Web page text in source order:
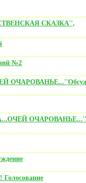
СКАЗКА'',
№2
ОЧАРОВАНЬЕ...''